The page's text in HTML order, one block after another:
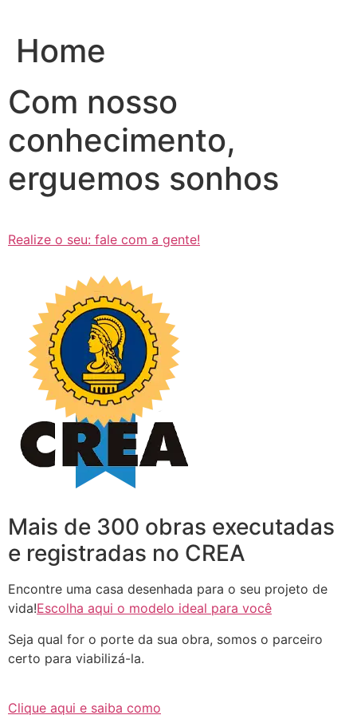
conteúdo
Home
Com nosso
conhecimento,
erguemos sonhos
Realize o seu: fale com a gente!
Mais de 300 obras executadas
e registradas no CREA
Encontre uma casa desenhada para o seu projeto de
vida!Escolha aqui o modelo ideal para você
Seja qual for o porte da sua obra, somos o parceiro
certo para viabilizá-la.
Clique aqui e saiba como